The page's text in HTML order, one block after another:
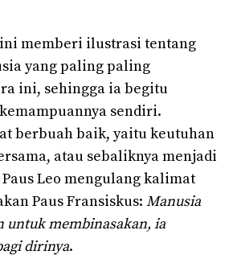
memberi ilustrasi tentang
yang paling paling
ini, sehingga ia begitu
sendiri.
berbuah baik, yaitu keutuhan
atau sebaliknya menjadi
Leo mengulang kalimat
Paus Fransiskus: Manusia
untuk membinasakan, ia
dirinya.